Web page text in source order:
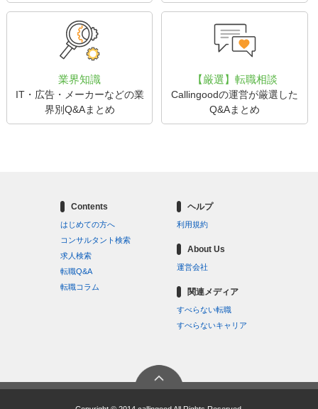
業界知識
IT・広告・メーカーなどの業
界別Q&Aまとめ
【厳選】転職相談
Callingoodの運営が厳選した
Q&Aまとめ
Contents
はじめての方へ
コンサルタント検索
求人検索
転職Q&A
転職コラム
ヘルプ
利用規約
About Us
運営会社
関連メディア
すべらない転職
すべらないキャリア